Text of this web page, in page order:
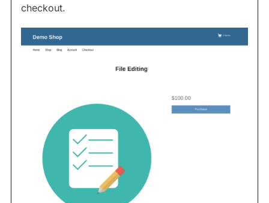
checkout.